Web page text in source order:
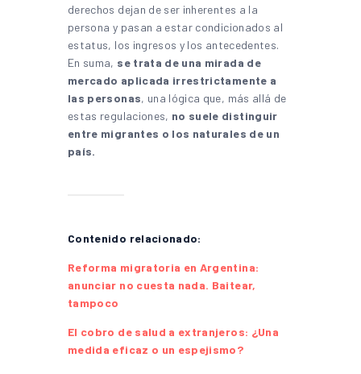
derechos dejan de ser inherentes a la
persona y pasan a estar condicionados al
estatus, los ingresos y los antecedentes.
En suma, se trata de una mirada de
mercado aplicada irrestrictamente a
las personas, una lógica que, más allá de
estas regulaciones, no suele distinguir
entre migrantes o los naturales de un
país.
Contenido relacionado:
Reforma migratoria en Argentina:
anunciar no cuesta nada. Baitear,
tampoco
El cobro de salud a extranjeros: ¿Una
medida eficaz o un espejismo?